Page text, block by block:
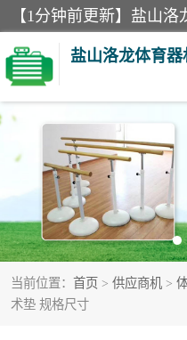
盐山洛龙体育
当前位置： 首页 > 供应商机 >
术垫 规格尺寸
单双杠
400米障碍器材
300米障碍器材
塑胶跑道